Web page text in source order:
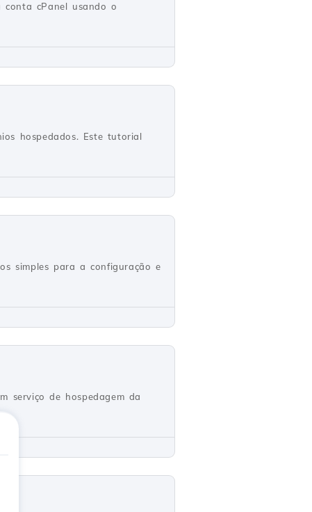
conta cPanel usando o
hospedados. Este tutorial
simples para a configuração e
serviço de hospedagem da